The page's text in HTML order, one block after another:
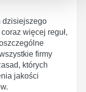
dzisiejszego
więcej reguł,
firmy
których
jakości